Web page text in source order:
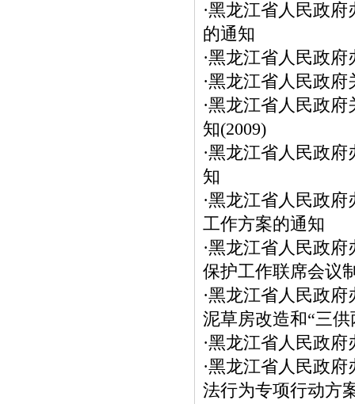
·黑龙江省人民政府
的通知
·黑龙江省人民政府
·黑龙江省人民政府
·黑龙江省人民政府
知(2009)
·黑龙江省人民政府
知
·黑龙江省人民政府
工作方案的通知
·黑龙江省人民政府
保护工作联席会议
·黑龙江省人民政府
泥草房改造和“三
·黑龙江省人民政府
·黑龙江省人民政府
法行为专项行动方